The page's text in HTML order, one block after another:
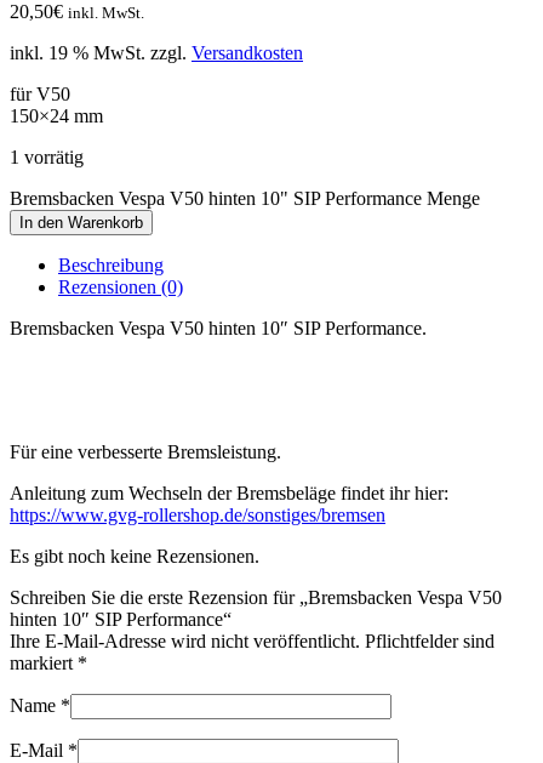
20,50€ inkl. MwSt.
inkl. 19 % MwSt. zzgl. Versandkosten
für V50
150×24 mm
1 vorrätig
Bremsbacken Vespa V50 hinten 10" SIP Performance Menge
In den Warenkorb
Beschreibung
Rezensionen (0)
Bremsbacken Vespa V50 hinten 10″ SIP Performance.
Für eine verbesserte Bremsleistung.
Anleitung zum Wechseln der Bremsbeläge findet ihr hier:
https://www.gvg-rollershop.de/sonstiges/bremsen
Es gibt noch keine Rezensionen.
Schreiben Sie die erste Rezension für „Bremsbacken Vespa V50
hinten 10″ SIP Performance“
Ihre E-Mail-Adresse wird nicht veröffentlicht. Pflichtfelder sind
markiert *
Name *
E-Mail *